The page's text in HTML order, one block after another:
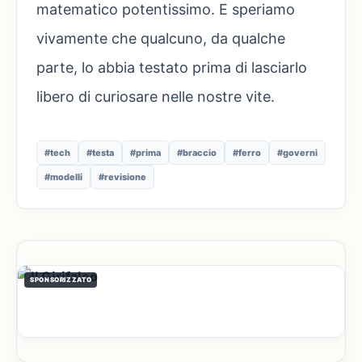
matematico potentissimo. E speriamo
vivamente che qualcuno, da qualche
parte, lo abbia testato prima di lasciarlo
libero di curiosare nelle nostre vite.
#tech #testa #prima #braccio #ferro #governi
#modelli #revisione
SPONSORIZZATO